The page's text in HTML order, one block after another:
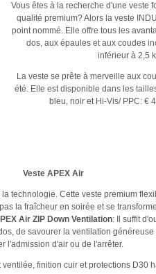
Vous êtes à la recherche d'une veste
qualité premium? Alors la veste
point nommé. Elle offre tous les
dos, aux épaules et aux coudes
inférieur à 2,5
La veste se prête à merveille aux
été. Elle est disponible dans les
bleu, noir et Hi-Vis/ PPC: €
Veste APEX Air
la technologie. Cette veste premium
la fraîcheur en soirée et se
Air ZIP Down Ventilation: Il suffit
de savourer la ventilation
l'admission d'air ou de l'arrêter.
finition cuir et protections D30